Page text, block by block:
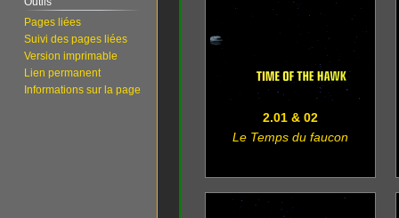
2.01 & 02
Le Temps du faucon
Pages liées
Suivi des pages liées
Version imprimable
Lien permanent
Informations sur la page